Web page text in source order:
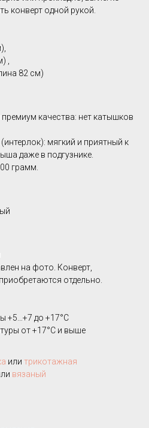
конверт одной рукой.
,
82 см)
качества: нет катышков
мягкий и приятный к
даже в подгузнике.
грамм.
на фото. Конверт,
отдельно.
+5…+7 до +17°C
от +17°C и выше
или трикотажная
вязаный